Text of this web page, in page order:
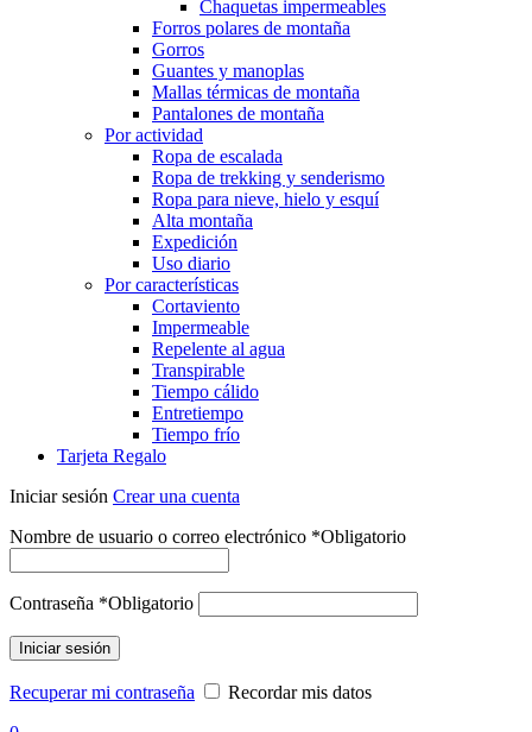
Chaquetas impermeables
Forros polares de montaña
Gorros
Guantes y manoplas
Mallas térmicas de montaña
Pantalones de montaña
Por actividad
Ropa de escalada
Ropa de trekking y senderismo
Ropa para nieve, hielo y esquí
Alta montaña
Expedición
Uso diario
Por características
Cortaviento
Impermeable
Repelente al agua
Transpirable
Tiempo cálido
Entretiempo
Tiempo frío
Tarjeta Regalo
Iniciar sesión Crear una cuenta
Nombre de usuario o correo electrónico *Obligatorio
Contraseña *Obligatorio
Iniciar sesión
Recuperar mi contraseña
Recordar mis datos